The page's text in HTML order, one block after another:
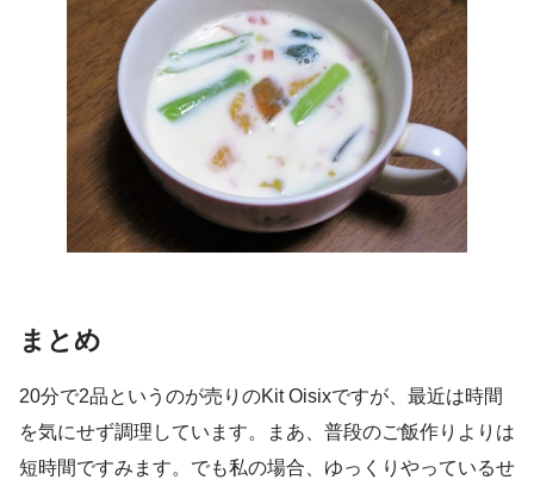
まとめ
20分で2品というのが売りのKit Oisixですが、最近は時間
を気にせず調理しています。まあ、普段のご飯作りよりは
短時間ですみます。でも私の場合、ゆっくりやっているせ